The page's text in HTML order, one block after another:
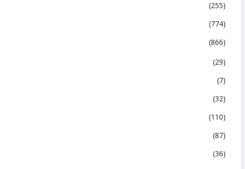
(255)
(774)
(866)
(29)
(7)
(32)
(110)
(87)
(36)